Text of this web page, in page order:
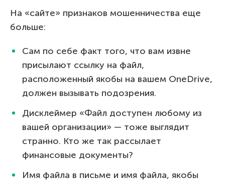
На «сайте» признаков мошенничества еще
больше:
Сам по себе факт того, что вам извне
присылают ссылку на файл,
расположенный якобы на вашем OneDrive,
должен вызывать подозрения.
Дисклеймер «Файл доступен любому из
вашей организации» — тоже выглядит
странно. Кто же так рассылает
финансовые документы?
Имя файла в письме и имя файла, якобы